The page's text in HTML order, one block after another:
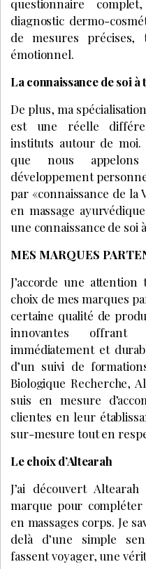
questionnaire
diagnostic dermo-
de mesures
émotionnel.
La connaissance de soi
De plus, ma
est une réelle
instituts autour de moi.
que nous
développement
par «connaissance de la
en massage
une connaissance de soi
MES MARQUES
J’accorde une
choix de mes marques
certaine qualité de
innovantes offrant
immédiatement et
d’un suivi de
Biologique Recherche,
suis en mesure
clientes en leur
sur-mesure tout en
Le choix d’Altearah
J’ai découvert
marque pour
en massages corps. Je
delà d’une simple
fassent voyager, une